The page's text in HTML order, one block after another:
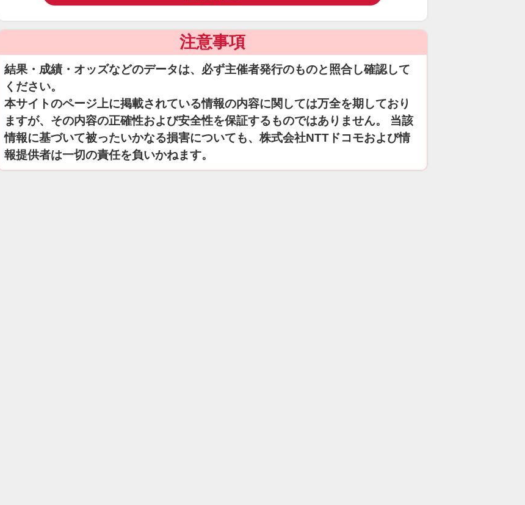
注意事項
結果・成績・オッズなどのデータは、必ず主催者発行のものと照合し確認して
ください。
本サイトのページ上に掲載されている情報の内容に関しては万全を期しており
ますが、その内容の正確性および安全性を保証するものではありません。 当該
情報に基づいて被ったいかなる損害についても、株式会社NTTドコモおよび情
報提供者は一切の責任を負いかねます。